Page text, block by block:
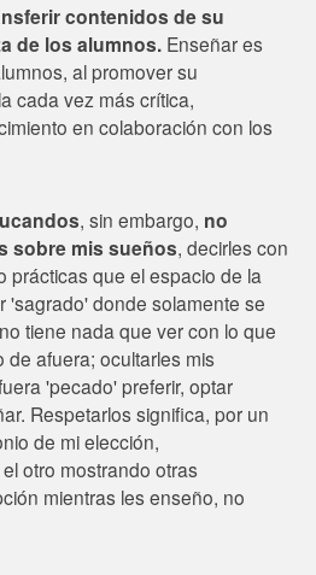
contenidos de su
de los alumnos.Enseñar es
al promover su
cada vez más crítica,
en colaboración con los
, sin embargo, no
sobre mis sueños, decirles con
prácticas que el espacio de la
'sagrado' donde solamente se
tiene nada que ver con lo que
de afuera; ocultarles mis
'pecado' preferir, optar
Respetarlos significa, por un
de mi elección,
otro mostrando otras
mientras les enseño, no